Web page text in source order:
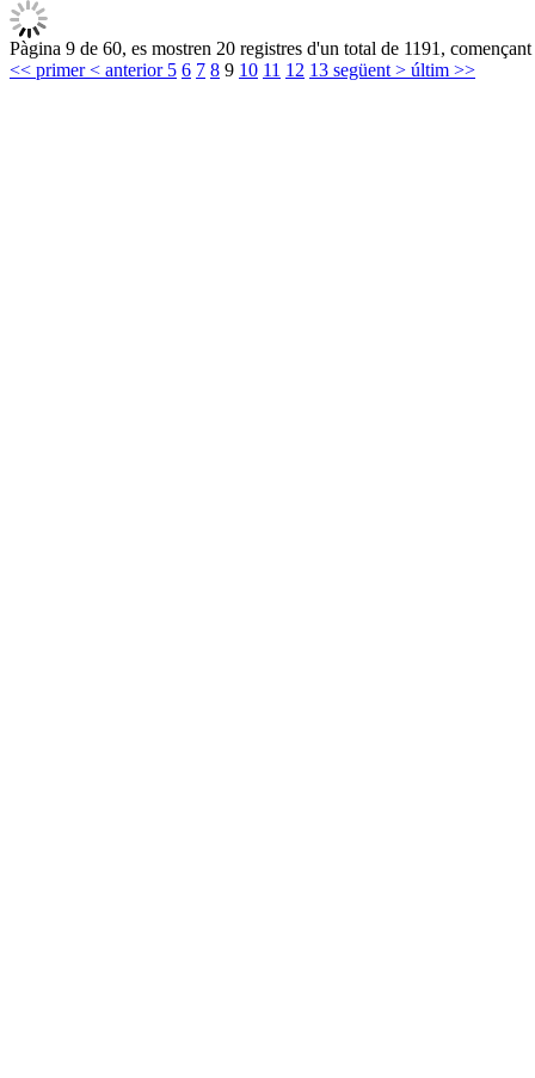
Pàgina 9 de 60, es mostren 20 registres d'un total de 1191,
<< primer< anterior 5 6 7 8 9 10 11 12 13 següent > últim >>